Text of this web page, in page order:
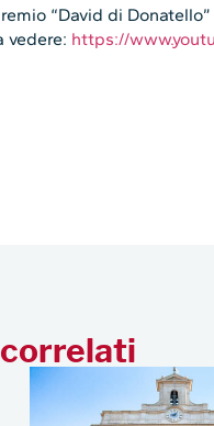
“David di
vedere: https://